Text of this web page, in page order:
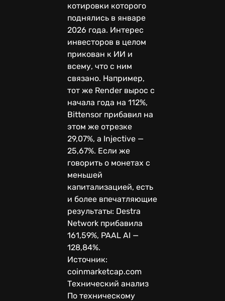
котировки которого
поднялись в январе
2026 года. Интерес
инвесторов в целом
прикован к ИИ и
всему, что с ним
связано. Например,
тот же Render вырос с
начала года на 112%,
Bittensor прибавил на
этом же отрезке
29,07%, а Injective —
25,67%. Если же
говорить о монетах с
меньшей
капитализацией, есть
и более впечатляющие
результаты: Destra
Network прибавила
161,59%, PAAL AI —
128,84%.
Источник:
coinmarketcap.com
Технический анализ
По техническому